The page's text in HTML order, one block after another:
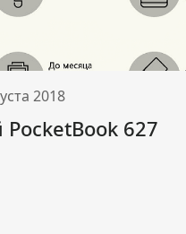
2018
627